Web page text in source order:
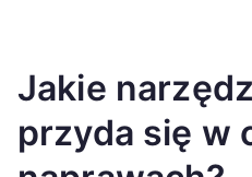
Jakie
przyda się w